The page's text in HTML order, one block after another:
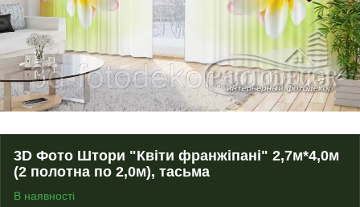
3D Фото Штори "Квіти франжіпані" 2,7м*4,0м
(2 полотна по 2,0м), тасьма
В наявності